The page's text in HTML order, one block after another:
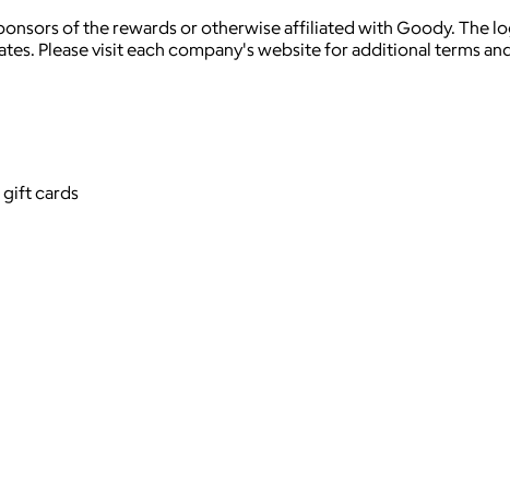
of the rewards or otherwise affiliated with Goody. The
Please visit each company's website for additional terms
gift cards